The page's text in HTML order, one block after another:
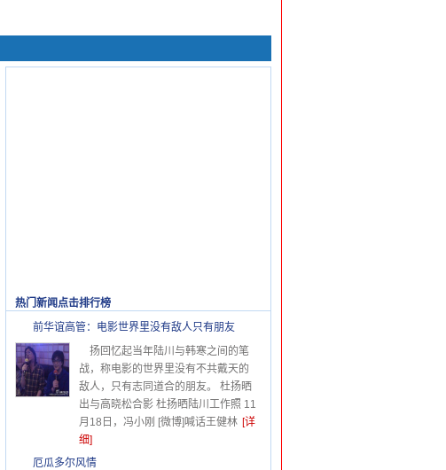
热门新闻点击排行榜
前华谊高管：电影世界里没有敌人只有朋友
扬回忆起当年陆川与韩寒之间的笔
战，称电影的世界里没有不共戴天的
敌人，只有志同道合的朋友。 杜扬晒
出与高晓松合影 杜扬晒陆川工作照 11
月18日，冯小刚 [微博]喊话王健林 [详
细]
厄瓜多尔风情